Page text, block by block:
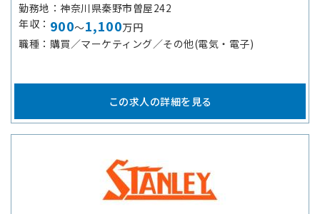
勤務地
神奈川県秦野市曽屋242
年収
900～1,100万円
職種
購買／マーケティング／その他(電気・電子)
この求人の詳細を見る